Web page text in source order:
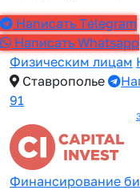
Написать Telegram
Написать Whatsapp
Физическим лицам
Ставрополье
91
Финансирование